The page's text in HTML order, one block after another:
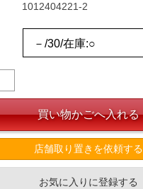
1012404221-2
店舗取り置きを依頼する
お気に入りに登録する